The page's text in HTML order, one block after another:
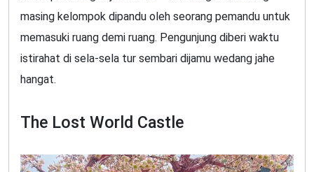
masing kelompok dipandu oleh seorang pemandu untuk
memasuki ruang demi ruang. Pengunjung diberi waktu
istirahat di sela-sela tur sembari dijamu wedang jahe
hangat.
The Lost World Castle